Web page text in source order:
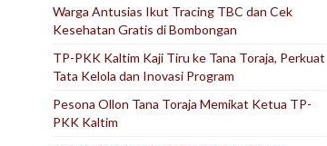
Warga Antusias Ikut Tracing TBC dan Cek
Kesehatan Gratis di Bombongan
TP-PKK Kaltim Kaji Tiru ke Tana Toraja, Perkuat
Tata Kelola dan Inovasi Program
Pesona Ollon Tana Toraja Memikat Ketua TP-
PKK Kaltim